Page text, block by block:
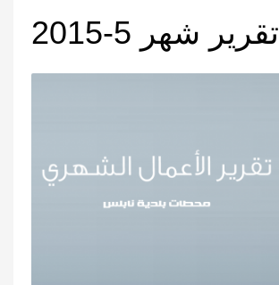
تقرير شهر 5-2015